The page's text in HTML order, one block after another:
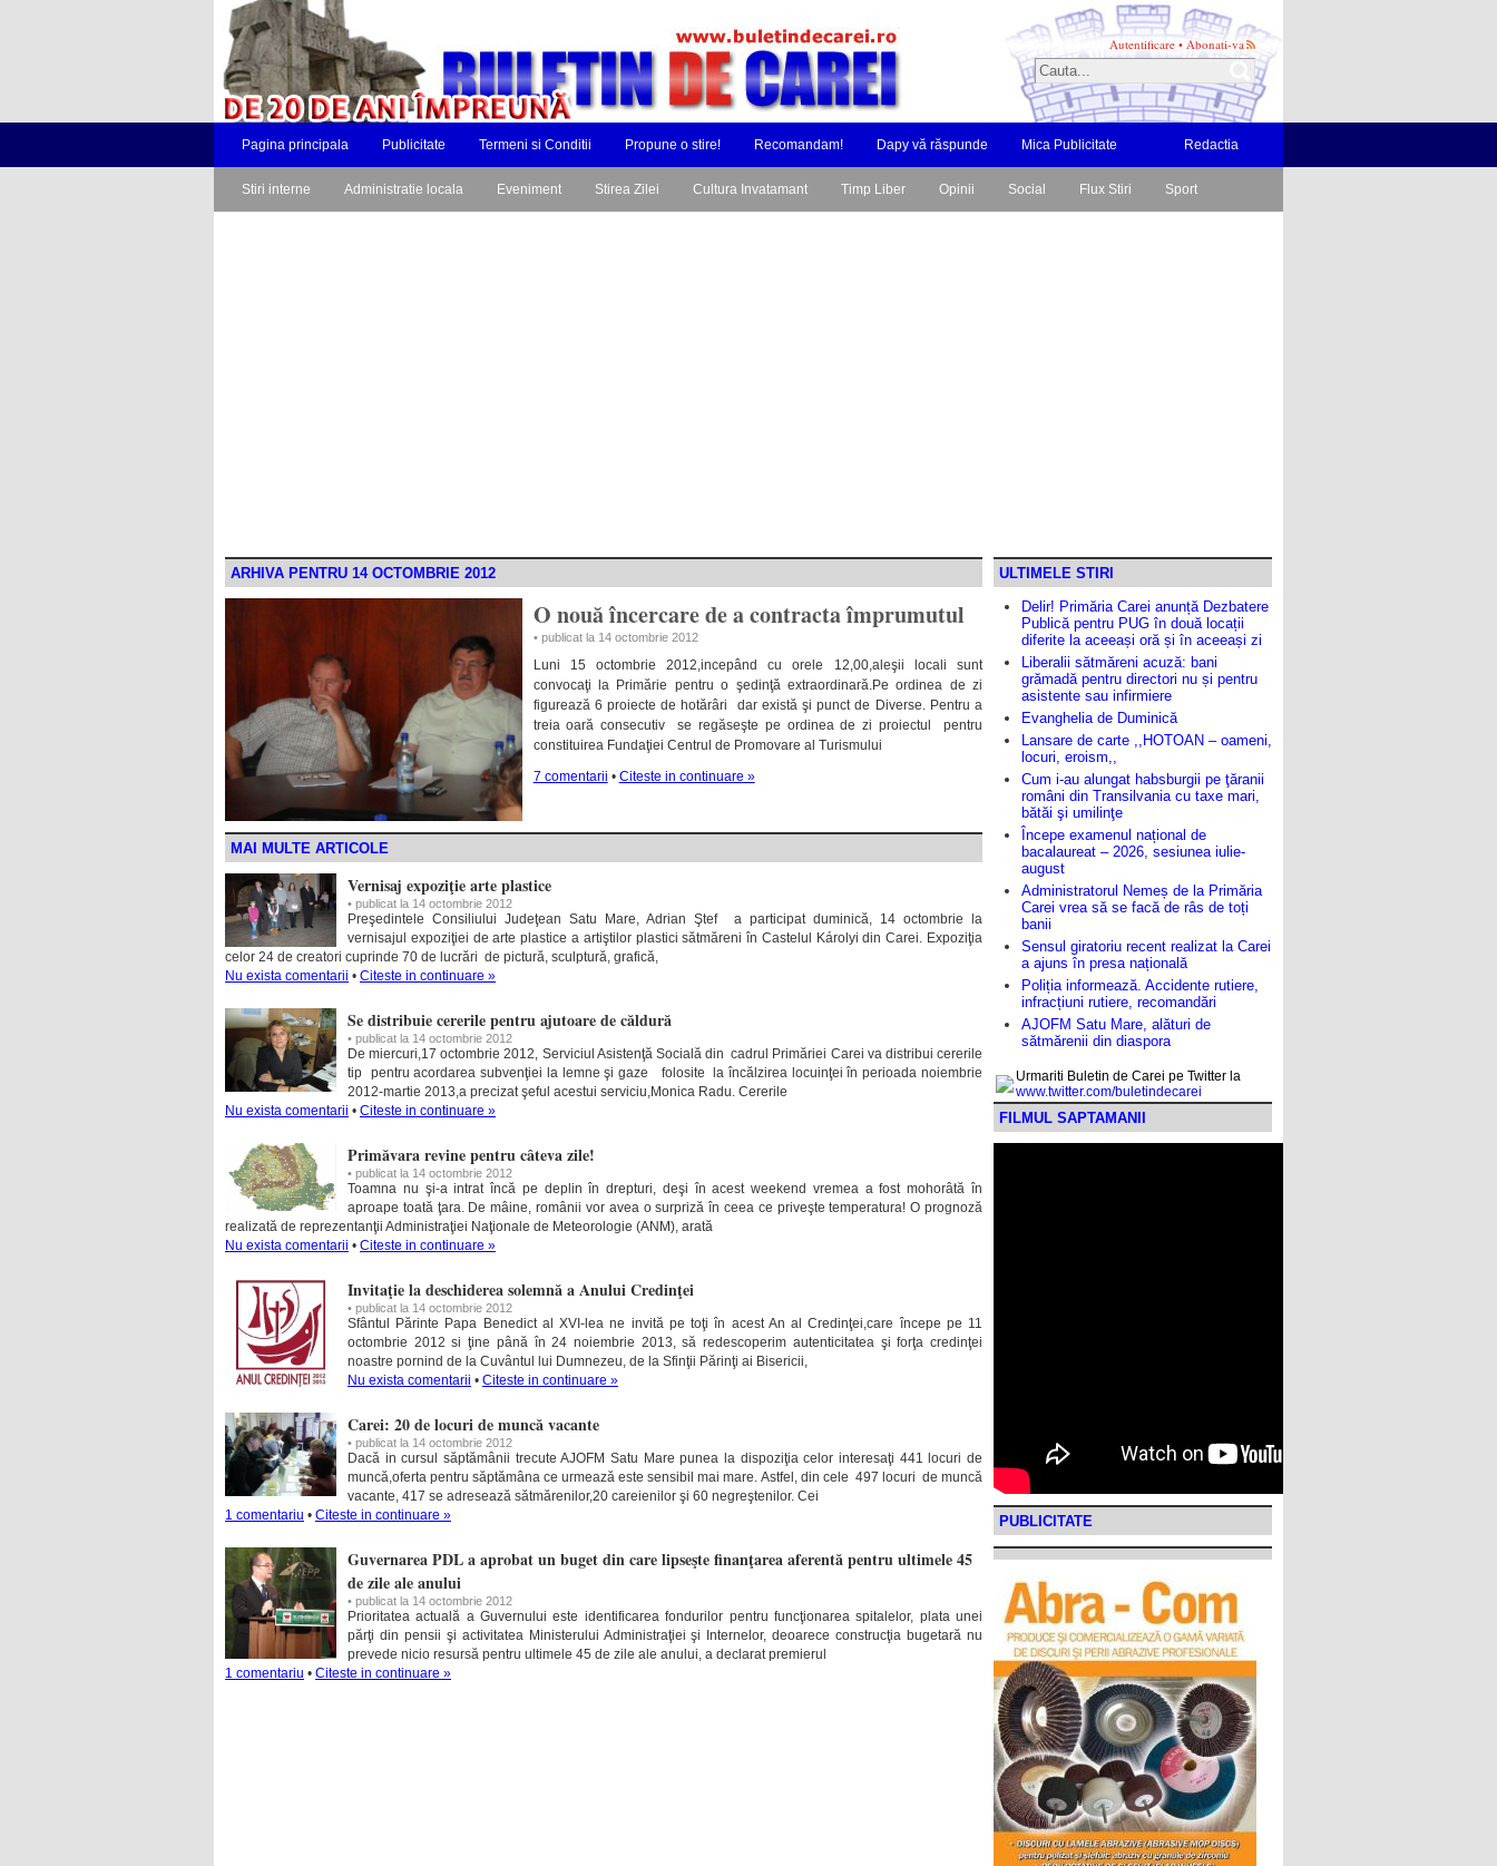
Autentificare • Abonati-va
Pagina principala Publicitate Termeni si Conditii Propune o stire! Recomandam! Dapy vă răspunde Mica Publicitate Redactia
Stiri interne Administratie locala Eveniment Stirea Zilei Cultura Invatamant Timp Liber Opinii Social Flux Stiri Sport
ARHIVA PENTRU 14 OCTOMBRIE 2012
O nouă încercare de a contracta împrumutul
• publicat la 14 octombrie 2012
Luni 15 octombrie 2012,incepând cu orele 12,00,aleşii locali sunt
convocaţi la Primărie pentru o şedinţă extraordinară.Pe ordinea de zi
figurează 6 proiecte de hotărâri dar există şi punct de Diverse. Pentru a
treia oară consecutiv se regăseşte pe ordinea de zi proiectul pentru
constituirea Fundaţiei Centrul de Promovare al Turismului
7 comentarii • Citeste in continuare »
MAI MULTE ARTICOLE
Vernisaj expoziţie arte plastice
• publicat la 14 octombrie 2012
Preşedintele Consiliului Judeţean Satu Mare, Adrian Ştef a participat duminică, 14 octombrie la
vernisajul expoziţiei de arte plastice a artiştilor plastici sătmăreni în Castelul Károlyi din Carei. Expoziţia
celor 24 de creatori cuprinde 70 de lucrări de pictură, sculptură, grafică,
Nu exista comentarii • Citeste in continuare »
Se distribuie cererile pentru ajutoare de căldură
• publicat la 14 octombrie 2012
De miercuri,17 octombrie 2012, Serviciul Asistenţă Socială din cadrul Primăriei Carei va distribui cererile
tip pentru acordarea subvenţiei la lemne şi gaze folosite la încălzirea locuinţei în perioada noiembrie
2012-martie 2013,a precizat şeful acestui serviciu,Monica Radu. Cererile
Nu exista comentarii • Citeste in continuare »
Primăvara revine pentru câteva zile!
• publicat la 14 octombrie 2012
Toamna nu şi-a intrat încă pe deplin în drepturi, deşi în acest weekend vremea a fost mohorâtă în
aproape toată ţara. De mâine, românii vor avea o surpriză în ceea ce priveşte temperatura! O prognoză
realizată de reprezentanţii Administraţiei Naţionale de Meteorologie (ANM), arată
Nu exista comentarii • Citeste in continuare »
Invitaţie la deschiderea solemnă a Anului Credinţei
• publicat la 14 octombrie 2012
Sfântul Părinte Papa Benedict al XVI-lea ne invită pe toţi în acest An al Credinţei,care începe pe 11
octombrie 2012 si ţine până în 24 noiembrie 2013, să redescoperim autenticitatea şi forţa credinţei
noastre pornind de la Cuvântul lui Dumnezeu, de la Sfinţii Părinţi ai Bisericii,
Nu exista comentarii • Citeste in continuare »
Carei: 20 de locuri de muncă vacante
• publicat la 14 octombrie 2012
Dacă in cursul săptămânii trecute AJOFM Satu Mare punea la dispoziţia celor interesaţi 441 locuri de
muncă,oferta pentru săptămâna ce urmează este sensibil mai mare. Astfel, din cele 497 locuri de muncă
vacante, 417 se adresează sătmărenilor,20 careienilor şi 60 negreştenilor. Cei
1 comentariu • Citeste in continuare »
Guvernarea PDL a aprobat un buget din care lipseşte finanţarea aferentă pentru ultimele 45
de zile ale anului
• publicat la 14 octombrie 2012
Prioritatea actuală a Guvernului este identificarea fondurilor pentru funcţionarea spitalelor, plata unei
părţi din pensii şi activitatea Ministerului Administraţiei şi Internelor, deoarece construcţia bugetară nu
prevede nicio resursă pentru ultimele 45 de zile ale anului, a declarat premierul
1 comentariu • Citeste in continuare »
ULTIMELE STIRI
Delir! Primăria Carei anunță Dezbatere
Publică pentru PUG în două locații
diferite la aceeași oră și în aceeași zi
Liberalii sătmăreni acuză: bani
grămadă pentru directori nu și pentru
asistente sau infirmiere
Evanghelia de Duminică
Lansare de carte ,,HOTOAN – oameni,
locuri, eroism,,
Cum i-au alungat habsburgii pe ţăranii
români din Transilvania cu taxe mari,
bătăi şi umilinţe
Începe examenul național de
bacalaureat – 2026, sesiunea iulie-
august
Administratorul Nemeș de la Primăria
Carei vrea să se facă de râs de toți
banii
Sensul giratoriu recent realizat la Carei
a ajuns în presa națională
Poliția informează. Accidente rutiere,
infracțiuni rutiere, recomandări
AJOFM Satu Mare, alături de
sătmărenii din diaspora
Urmariti Buletin de Carei pe Twitter la
www.twitter.com/buletindecarei
FILMUL SAPTAMANII
PUBLICITATE